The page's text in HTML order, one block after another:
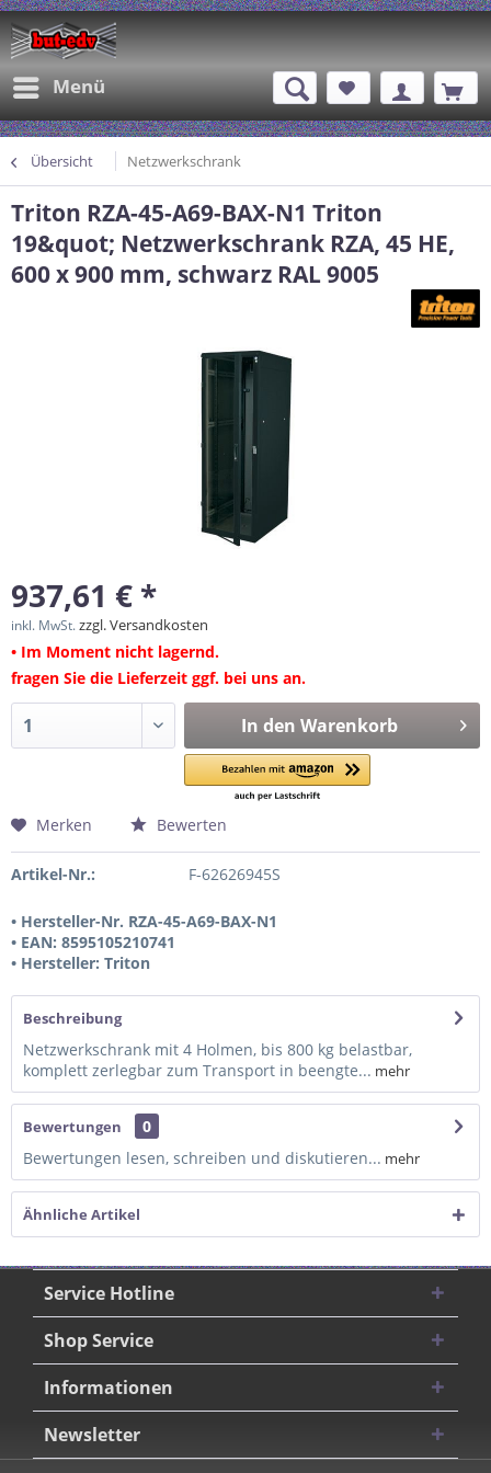
Menü
Übersicht Netzwerkschrank
Triton RZA-45-A69-BAX-N1 Triton
19&quot; Netzwerkschrank RZA, 45 HE,
600 x 900 mm, schwarz RAL 9005
937,61 € *
inkl. MwSt.zzgl. Versandkosten
• Im Moment nicht lagernd.
fragen Sie die Lieferzeit ggf. bei uns an.
In den Warenkorb
Merken Bewerten
Artikel-Nr.: F-62626945S
• Hersteller-Nr. RZA-45-A69-BAX-N1
• EAN: 8595105210741
• Hersteller: Triton
Beschreibung
Netzwerkschrank mit 4 Holmen, bis 800 kg belastbar,
komplett zerlegbar zum Transport in beengte... mehr
Bewertungen
0
Bewertungen lesen, schreiben und diskutieren... mehr
Ähnliche Artikel
Service Hotline
Shop Service
Informationen
Newsletter